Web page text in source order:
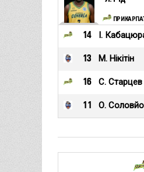
14 І.
13 М. Нікітін
16 С. Старцев
11 О.